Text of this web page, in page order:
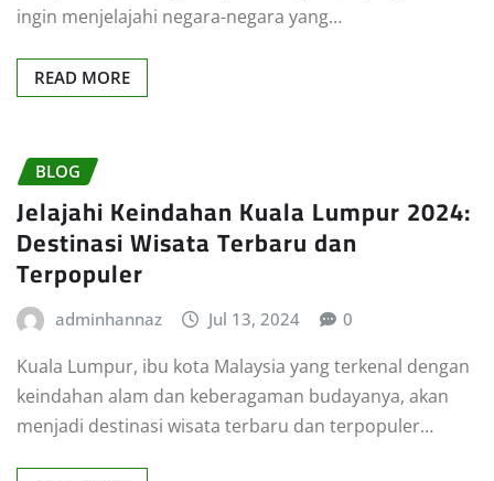
ingin menjelajahi negara-negara yang…
READ MORE
BLOG
Jelajahi Keindahan Kuala Lumpur 2024:
Destinasi Wisata Terbaru dan
Terpopuler
adminhannaz Jul 13, 2024 0
Kuala Lumpur, ibu kota Malaysia yang terkenal dengan
keindahan alam dan keberagaman budayanya, akan
menjadi destinasi wisata terbaru dan terpopuler…